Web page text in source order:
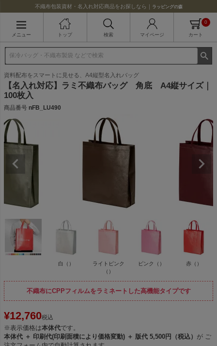
不織布包装資材・名入れ対応商品をお探しなら｜ ラッピングの森
メニュー トップ 検索 マイページ カート
0
資料配布をスマートに見せる、A4縦型名入れバッグ
【名入れ対応】ラミ不織布バッグ 角底 A4縦サイズ｜
100枚入
商品番号 nFB_LU490
白（）
ライトピンク
（）
ピンク（） 赤（）
不織布にCPPフィルムをラミネートした高機能タイプです
¥12,760税込
※表示価格は本体代です。
本体代 ＋ 印刷代(印刷面積により価格変動) ＋ 版代 5,500円（税込） が ご